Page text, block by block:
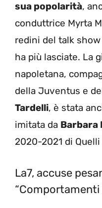
sua popolarità,
conduttrice Myrta
redini del talk
ha più lasciate. La
napoletana,
della Juventus e
Tardelli, è stata
imitata da Barbara
2020-2021 di
La7, accuse